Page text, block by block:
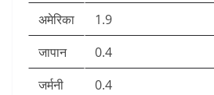
अमेरिका
1.9
जापान
0.4
जर्मनी
0.4